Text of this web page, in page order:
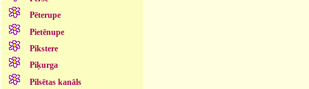
Pēterupe
Pietēnupe
Pikstere
Piķurga
Pilsētas kanāls